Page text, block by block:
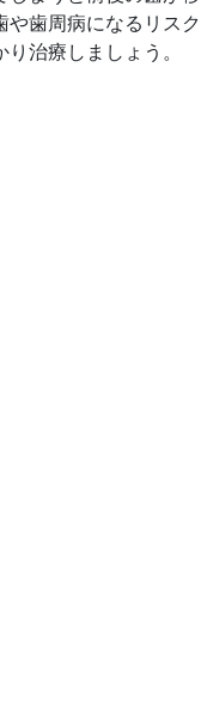
歯周病になるリスク
治療しましょう。